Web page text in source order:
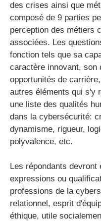
des crises ainsi que
composé de 9 parties
perception des métiers
associées. Les
fonction tels que sa
caractère innovant, son
opportunités de
autres éléments qui s'y
une liste des qualités
dans la cybersécurité:
dynamisme, rigueur,
polyvalence, etc.
Les répondants
expressions ou
professions de la
relationnel, esprit
éthique, utile